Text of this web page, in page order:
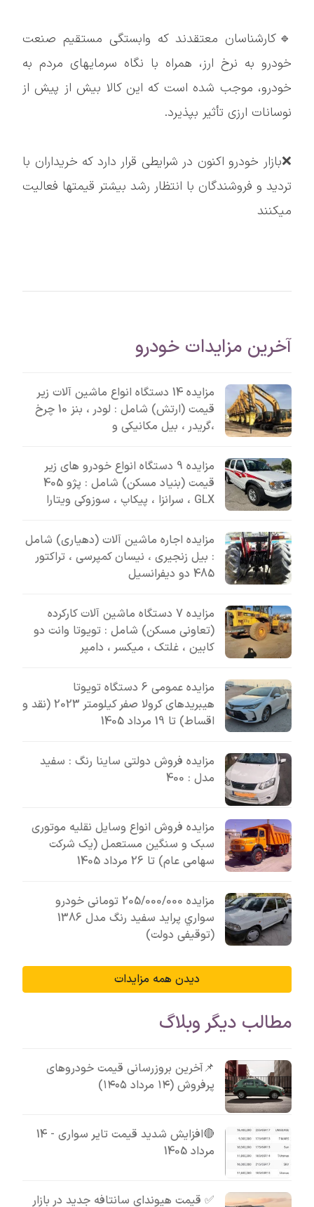
🔹کارشناسان معتقدند که وابستگی مستقیم صنعت
خودرو به نرخ ارز، همراه با نگاه سرمایهای مردم به
خودرو، موجب شده است که این کالا بیش از پیش از
نوسانات ارزی تأثیر بپذیرد.
❌بازار خودرو اکنون در شرایطی قرار دارد که خریداران با
تردید و فروشندگان با انتظار رشد بیشتر قیمتها فعالیت
میکنند
آخرین مزایدات خودرو
مزایده 14 دستگاه انواع ماشین آلات زیر
قیمت (ارتش) شامل : لودر ، بنز 10 چرخ
،گریدر ، بیل مکانیکی و
مزایده 9 دستگاه انواع خودرو های زیر
قیمت (بنیاد مسکن) شامل : پژو 405
GLX ، سرانزا ، پیکاپ ، سوزوکی ویتارا
مزایده اجاره ماشین آلات (دهیاری) شامل
: بیل زنجیری ، نیسان کمپرسی ، تراکتور
485 دو دیفرانسیل
مزایده 7 دستگاه ماشین آلات کارکرده
(تعاونی مسکن) شامل : تویوتا وانت دو
کابین ، غلتک ، میکسر ، دامپر
مزایده عمومی 6 دستگاه تویوتا
هیبریدهای کرولا صفر کیلومتر 2023 (نقد و
اقساط) تا 19 مرداد 1405
مزایده فروش دولتی ساینا رنگ : سفید
مدل : 400
مزایده فروش انواع وسایل نقلیه موتوری
سبک و سنگین مستعمل (یک شرکت
سهامی عام) تا 26 مرداد 1405
مزایده 205/000/000 تومانی خودرو
سواري پرايد سفيد رنگ مدل 1386
(توقیفی دولت)
دیدن همه مزایدات
مطالب دیگر وبلاگ
📌آخرین بروزرسانی قیمت خودروهای
پرفروش (۱۴ مرداد ۱۴۰۵)
🔴افزایش شدید قیمت تایر سواری - 14
مرداد 1405
✅ قیمت هیوندای سانتافه جدید در بازار